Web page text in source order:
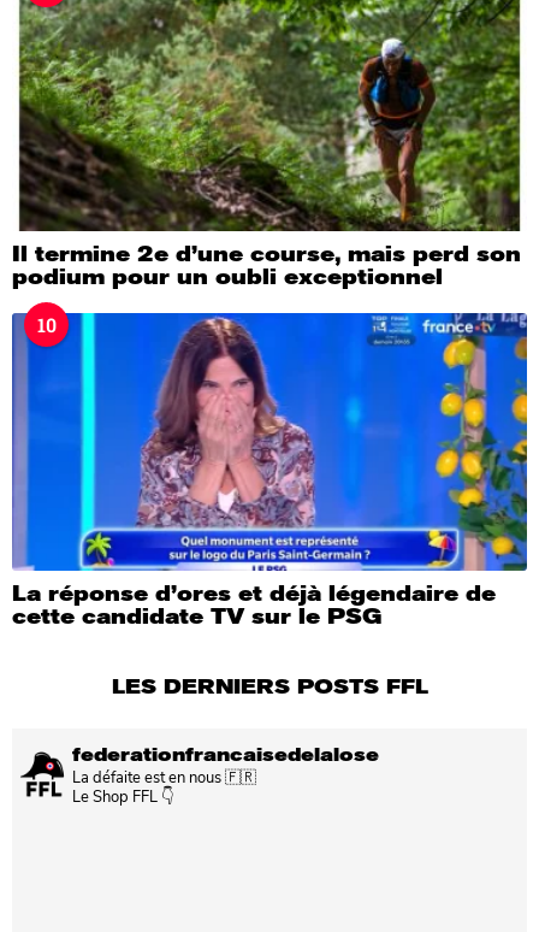
Il termine 2e d’une course, mais perd son
podium pour un oubli exceptionnel
10
La réponse d’ores et déjà légendaire de
cette candidate TV sur le PSG
LES DERNIERS POSTS FFL
federationfrancaisedelalose
La défaite est en nous 🇫🇷
Le Shop FFL 👇